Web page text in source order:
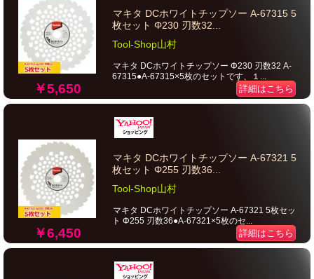
￥5,650
マキタ DCホワイトチップソー A-67315 5
枚セット Φ230 刃数32...
Tool-Shop山村
マキタ DCホワイトチップソー Φ230 刃数32 A-
67315●A-67315×5枚のセットです、１...
詳細はこちら
￥6,450
マキタ DCホワイトチップソー A-67321 5
枚セット Φ255 刃数36...
Tool-Shop山村
マキタ DCホワイトチップソー A-67321 5枚セッ
ト Φ255 刃数36●A-67321×5枚のセ...
詳細はこちら